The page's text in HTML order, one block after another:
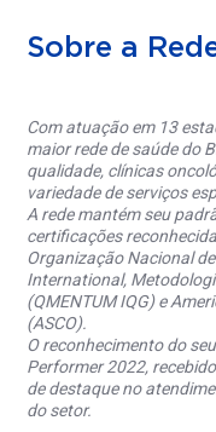
Sobre a
Com atuação em 13
maior rede de saúde do
qualidade, clínicas
variedade de serviços
A rede mantém seu
certificações
Organização Nacional
International,
(QMENTUM IQG) e
(ASCO).
O reconhecimento do
Performer 2022,
de destaque no
do setor.